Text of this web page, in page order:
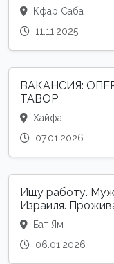
Кфар Саба
11.11.2025
ВАКАНСИЯ:
ТАВОР
Хайфа
07.01.2026
Ищу работу.
Израиля.
Бат Ям
06.01.2026